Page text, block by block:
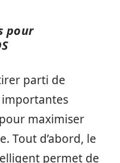
pour
parti de
maximiser
Tout d’abord, le
permet de